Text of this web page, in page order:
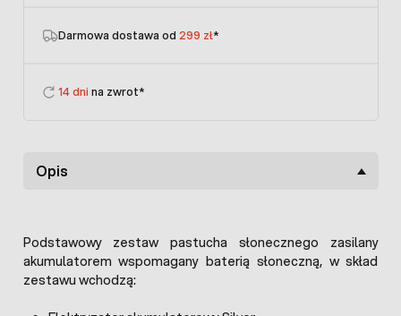
Darmowa dostawa od 299 zł*
14 dni na zwrot*
Opis
Podstawowy zestaw pastucha słonecznego zasilany
akumulatorem wspomagany baterią słoneczną, w skład
zestawu wchodzą: